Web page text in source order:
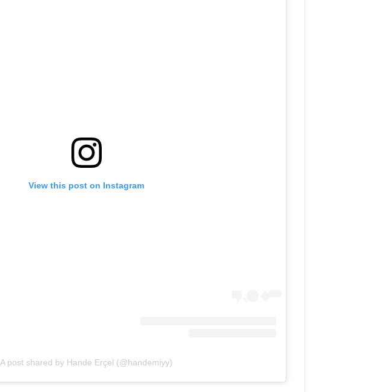
View this post on Instagram
A post shared by Hande Erçel (@handemiyy)